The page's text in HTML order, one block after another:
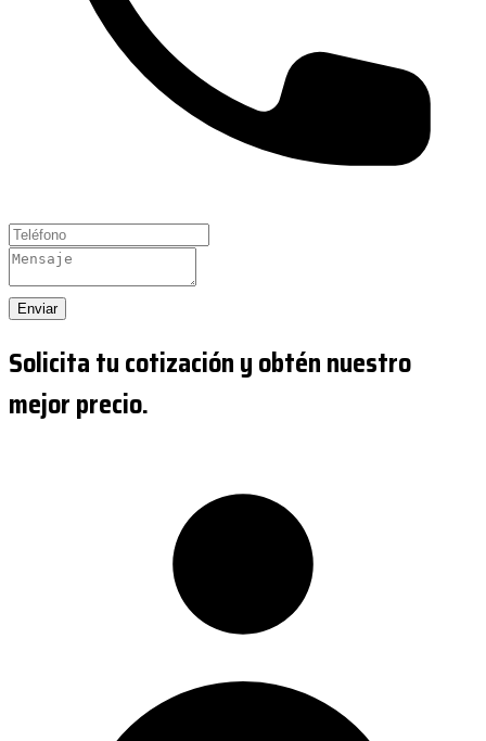
Enviar
Solicita tu cotización y obtén nuestro
mejor precio.